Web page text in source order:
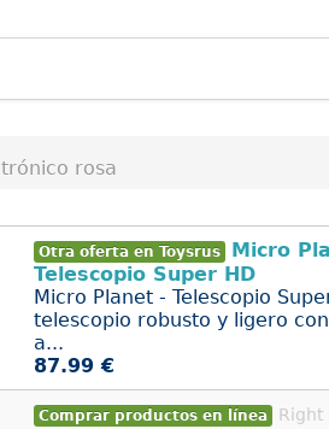
rosa
Otra oferta en Toysrus
Micro
Telescopio Super HD
Micro Planet - Telescopio
telescopio robusto y ligero
a...
87.99 €
Comprar productos en línea Right